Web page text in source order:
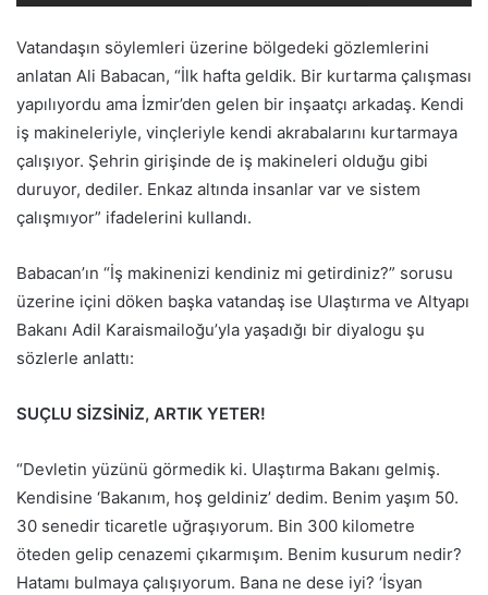
Vatandaşın söylemleri üzerine bölgedeki gözlemlerini
anlatan Ali Babacan, “İlk hafta geldik. Bir kurtarma çalışması
yapılıyordu ama İzmir’den gelen bir inşaatçı arkadaş. Kendi
iş makineleriyle, vinçleriyle kendi akrabalarını kurtarmaya
çalışıyor. Şehrin girişinde de iş makineleri olduğu gibi
duruyor, dediler. Enkaz altında insanlar var ve sistem
çalışmıyor” ifadelerini kullandı.
Babacan’ın “İş makinenizi kendiniz mi getirdiniz?” sorusu
üzerine içini döken başka vatandaş ise Ulaştırma ve Altyapı
Bakanı Adil Karaismailoğu’yla yaşadığı bir diyalogu şu
sözlerle anlattı:
SUÇLU SİZSİNİZ, ARTIK YETER!
“Devletin yüzünü görmedik ki. Ulaştırma Bakanı gelmiş.
Kendisine ‘Bakanım, hoş geldiniz’ dedim. Benim yaşım 50.
30 senedir ticaretle uğraşıyorum. Bin 300 kilometre
öteden gelip cenazemi çıkarmışım. Benim kusurum nedir?
Hatamı bulmaya çalışıyorum. Bana ne dese iyi? ‘İsyan